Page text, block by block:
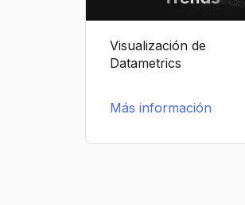
Visualización de
Datametrics
Más información